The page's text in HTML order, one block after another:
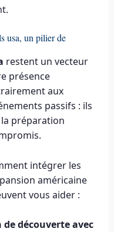
usa, un pilier de
restent un vecteur
présence
aux
passifs : ils
préparation
intégrer les
américaine
vous aider :
découverte avec